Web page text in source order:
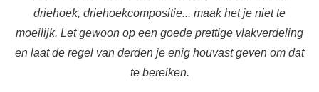
driehoek, driehoekcompositie... maak het je niet te
moeilijk. Let gewoon op een goede prettige vlakverdeling
en laat de regel van derden je enig houvast geven om dat
te bereiken.